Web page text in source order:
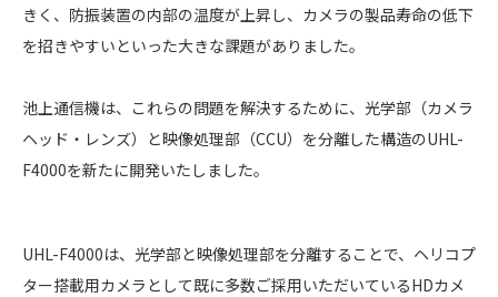
きく、防振装置の内部の温度が上昇し、カメラの製品寿命の低下
を招きやすいといった大きな課題がありました。
池上通信機は、これらの問題を解決するために、光学部（カメラ
ヘッド・レンズ）と映像処理部（CCU）を分離した構造のUHL-
F4000を新たに開発いたしました。
UHL-F4000は、光学部と映像処理部を分離することで、ヘリコプ
ター搭載用カメラとして既に多数ご採用いただいているHDカメ